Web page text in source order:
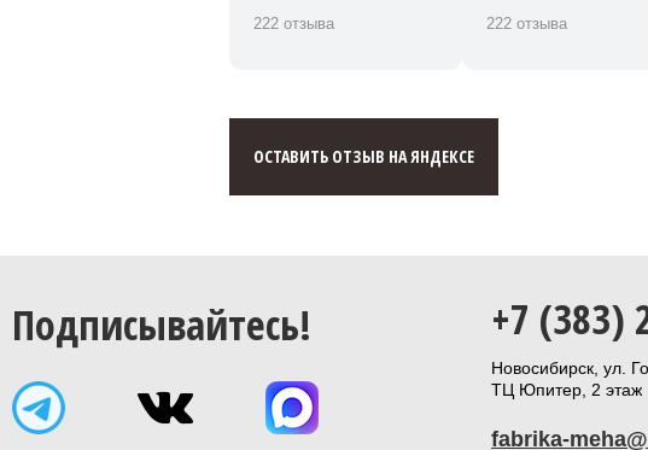
222 отзыва 222 отзыва
ОСТАВИТЬ ОТЗЫВ НА ЯНДЕКСЕ
Подписывайтесь! +7 (383)
Новосибирск, ул.
ТЦ Юпитер, 2 этаж
fabrika-